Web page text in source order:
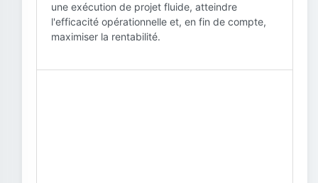
une exécution de projet fluide, atteindre
l'efficacité opérationnelle et, en fin de compte,
maximiser la rentabilité.